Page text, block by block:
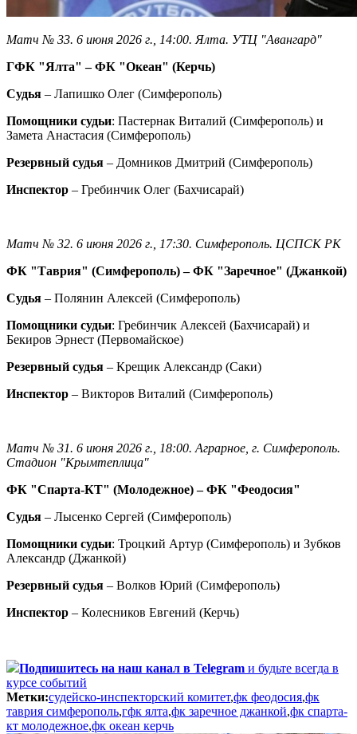
Матч № 33. 6 июня 2026 г., 14:00. Ялта. УТЦ "Авангард"
ГФК "Ялта" – ФК "Океан" (Керчь)
Судья – Лапишко Олег (Симферополь)
Помощники судьи: Пастернак Виталий (Симферополь) и
Замета Анастасия (Симферополь)
Резервный судья – Домников Дмитрий (Симферополь)
Инспектор – Гребинчик Олег (Бахчисарай)
Матч № 32. 6 июня 2026 г., 17:30. Симферополь. ЦСПСК РК
ФК "Таврия" (Симферополь) – ФК "Заречное" (Джанкой)
Судья – Полянин Алексей (Симферополь)
Помощники судьи: Гребинчик Алексей (Бахчисарай) и
Бекиров Эрнест (Первомайское)
Резервный судья – Крещик Александр (Саки)
Инспектор – Викторов Виталий (Симферополь)
Матч № 31. 6 июня 2026 г., 18:00. Аграрное, г. Симферополь.
Стадион "Крымтеплица"
ФК "Спарта-КТ" (Молодежное) – ФК "Феодосия"
Судья – Лысенко Сергей (Симферополь)
Помощники судьи: Троцкий Артур (Симферополь) и Зубков
Александр (Джанкой)
Резервный судья – Волков Юрий (Симферополь)
Инспектор – Колесников Евгений (Керчь)
Подпишитесь на наш канал в Telegram и будьте всегда в
курсе событий
Метки:судейско-инспекторский комитет,фк феодосия,фк
таврия симферополь,гфк ялта,фк заречное джанкой,фк спарта-
кт молодежное,фк океан керчь